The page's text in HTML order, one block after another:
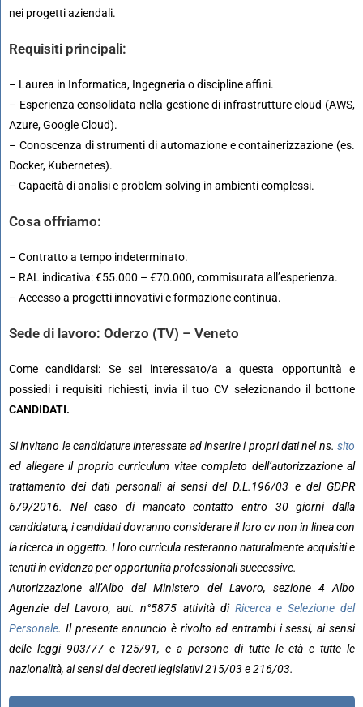
nei progetti aziendali.
Requisiti principali:
– Laurea in Informatica, Ingegneria o discipline affini.
– Esperienza consolidata nella gestione di infrastrutture cloud (AWS,
Azure, Google Cloud).
– Conoscenza di strumenti di automazione e containerizzazione (es.
Docker, Kubernetes).
– Capacità di analisi e problem-solving in ambienti complessi.
Cosa offriamo:
– Contratto a tempo indeterminato.
– RAL indicativa: €55.000 – €70.000, commisurata all’esperienza.
– Accesso a progetti innovativi e formazione continua.
Sede di lavoro: Oderzo (TV) – Veneto
Come candidarsi: Se sei interessato/a a questa opportunità e
possiedi i requisiti richiesti, invia il tuo CV selezionando il bottone
CANDIDATI.
Si invitano le candidature interessate ad inserire i propri dati nel ns. sito
ed allegare il proprio curriculum vitae completo dell’autorizzazione al
trattamento dei dati personali ai sensi del D.L.196/03 e del GDPR
679/2016. Nel caso di mancato contatto entro 30 giorni dalla
candidatura, i candidati dovranno considerare il loro cv non in linea con
la ricerca in oggetto. I loro curricula resteranno naturalmente acquisiti e
tenuti in evidenza per opportunità professionali successive.
Autorizzazione all’Albo del Ministero del Lavoro, sezione 4 Albo
Agenzie del Lavoro, aut. n°5875 attività di Ricerca e Selezione del
Personale. Il presente annuncio è rivolto ad entrambi i sessi, ai sensi
delle leggi 903/77 e 125/91, e a persone di tutte le età e tutte le
nazionalità, ai sensi dei decreti legislativi 215/03 e 216/03.